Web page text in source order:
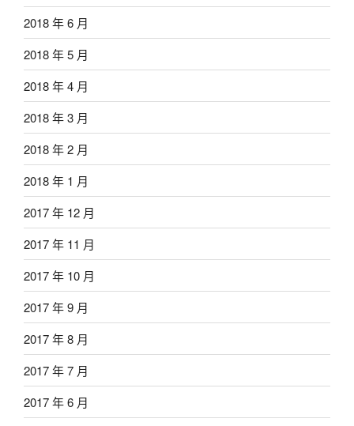
2018 年 6 月
2018 年 5 月
2018 年 4 月
2018 年 3 月
2018 年 2 月
2018 年 1 月
2017 年 12 月
2017 年 11 月
2017 年 10 月
2017 年 9 月
2017 年 8 月
2017 年 7 月
2017 年 6 月